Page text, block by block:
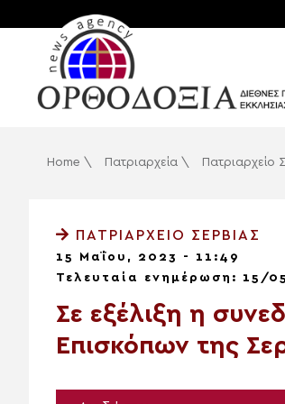
Home \ Πατριαρχεία \ Πατριαρχείο
ΠΑΤΡΙΑΡΧΕΊΟ ΣΕΡΒΊΑΣ
15 Μαΐου, 2023 - 11:49
Τελευταία ενημέρωση: 15/
Σε εξέλιξη η
Επισκόπων της